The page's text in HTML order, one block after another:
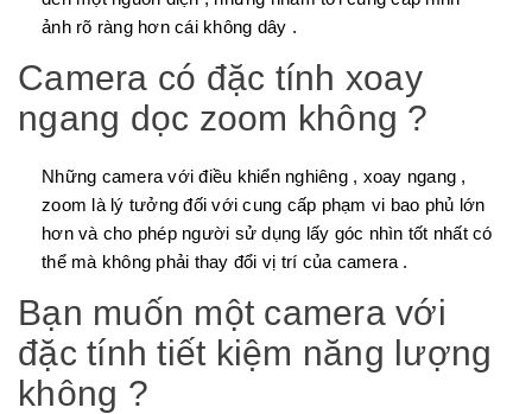
ảnh rõ ràng hơn cái không dây .
Camera có đặc tính xoay
ngang dọc zoom không ?
Những camera với điều khiển nghiêng , xoay ngang ,
zoom là lý tưởng đối với cung cấp phạm vi bao phủ lớn
hơn và cho phép người sử dụng lấy góc nhìn tốt nhất có
thể mà không phải thay đổi vị trí của camera .
Bạn muốn một camera với
đặc tính tiết kiệm năng lượng
không ?